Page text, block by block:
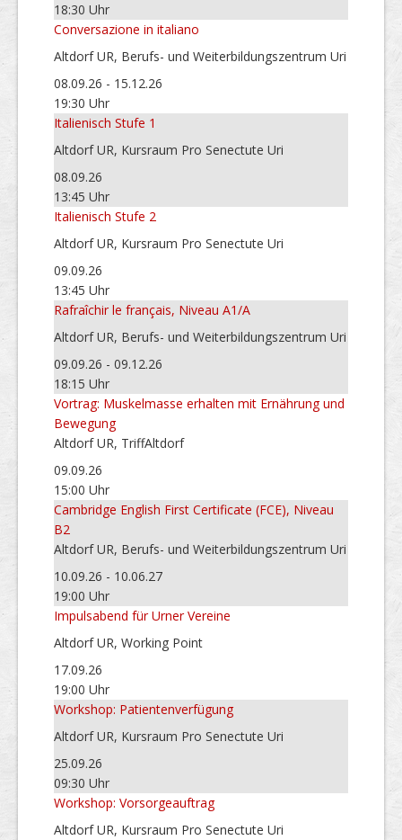
18:30 Uhr
Conversazione in italiano
Altdorf UR, Berufs- und Weiterbildungszentrum Uri
08.09.26 - 15.12.26
19:30 Uhr
Italienisch Stufe 1
Altdorf UR, Kursraum Pro Senectute Uri
08.09.26
13:45 Uhr
Italienisch Stufe 2
Altdorf UR, Kursraum Pro Senectute Uri
09.09.26
13:45 Uhr
Rafraîchir le français, Niveau A1/A
Altdorf UR, Berufs- und Weiterbildungszentrum Uri
09.09.26 - 09.12.26
18:15 Uhr
Vortrag: Muskelmasse erhalten mit Ernährung und
Bewegung
Altdorf UR, TriffAltdorf
09.09.26
15:00 Uhr
Cambridge English First Certificate (FCE), Niveau
B2
Altdorf UR, Berufs- und Weiterbildungszentrum Uri
10.09.26 - 10.06.27
19:00 Uhr
Impulsabend für Urner Vereine
Altdorf UR, Working Point
17.09.26
19:00 Uhr
Workshop: Patientenverfügung
Altdorf UR, Kursraum Pro Senectute Uri
25.09.26
09:30 Uhr
Workshop: Vorsorgeauftrag
Altdorf UR, Kursraum Pro Senectute Uri